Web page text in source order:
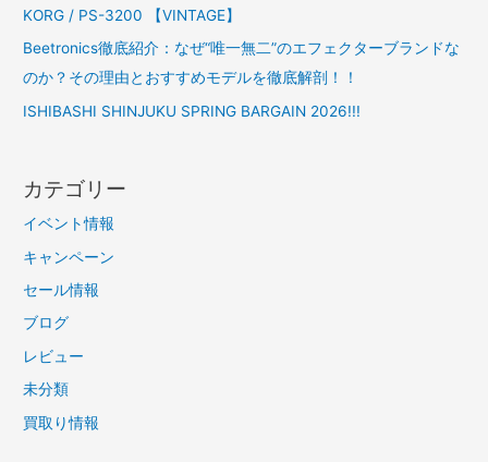
KORG / PS-3200 【VINTAGE】
Beetronics徹底紹介：なぜ“唯一無二”のエフェクターブランドな
のか？その理由とおすすめモデルを徹底解剖！！
ISHIBASHI SHINJUKU SPRING BARGAIN 2026!!!
カテゴリー
イベント情報
キャンペーン
セール情報
ブログ
レビュー
未分類
買取り情報